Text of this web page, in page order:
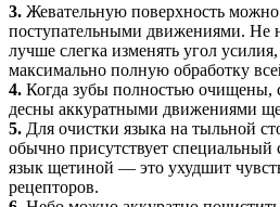
3. Жевательную поверхность можно
поступательными движениями. Не
лучше слегка изменять угол
максимально полную обработку
4. Когда зубы полностью очищены,
десны аккуратными движениями
5. Для очистки языка на тыльной
обычно присутствует специальный
язык щетиной — это ухудшит
рецепторов.